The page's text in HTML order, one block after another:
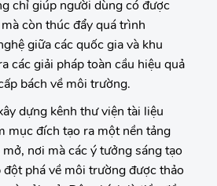
chỉ giúp người dùng có được
còn thúc đẩy quá trình
giữa các quốc gia và khu
các giải pháp toàn cầu hiệu quả
bách về môi trường.
dựng kênh thư viện tài liệu
mục đích tạo ra một nền tảng
nơi mà các ý tưởng sáng tạo
phá về môi trường được thảo